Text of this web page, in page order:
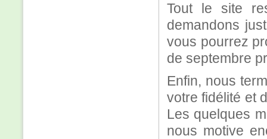
Tout le site
demandons
vous pourrez
de septembre
Enfin, nous
votre fidélité et
Les quelques
nous motive